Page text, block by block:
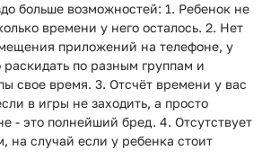
больше возможностей: 1. Ребенок не
времени у него осталось. 2. Нет
приложений на телефоне, у
по разным группам и
свое время. 3. Отсчёт времени у вас
в игры не заходить, а просто
- это полнейший бред. 4. Отсутствует
на случай если у ребенка стоит